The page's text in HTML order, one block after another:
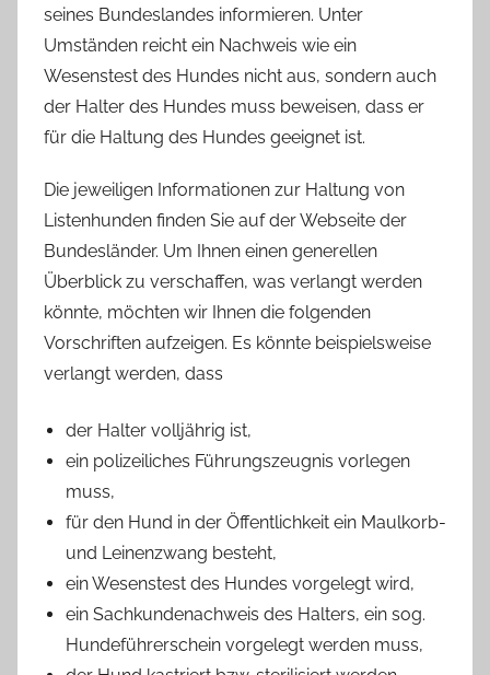
seines Bundeslandes informieren. Unter
Umständen reicht ein Nachweis wie ein
Wesenstest des Hundes nicht aus, sondern auch
der Halter des Hundes muss beweisen, dass er
für die Haltung des Hundes geeignet ist.
Die jeweiligen Informationen zur Haltung von
Listenhunden finden Sie auf der Webseite der
Bundesländer. Um Ihnen einen generellen
Überblick zu verschaffen, was verlangt werden
könnte, möchten wir Ihnen die folgenden
Vorschriften aufzeigen. Es könnte beispielsweise
verlangt werden, dass
der Halter volljährig ist,
ein polizeiliches Führungszeugnis vorlegen
muss,
für den Hund in der Öffentlichkeit ein Maulkorb-
und Leinenzwang besteht,
ein Wesenstest des Hundes vorgelegt wird,
ein Sachkundenachweis des Halters, ein sog.
Hundeführerschein vorgelegt werden muss,